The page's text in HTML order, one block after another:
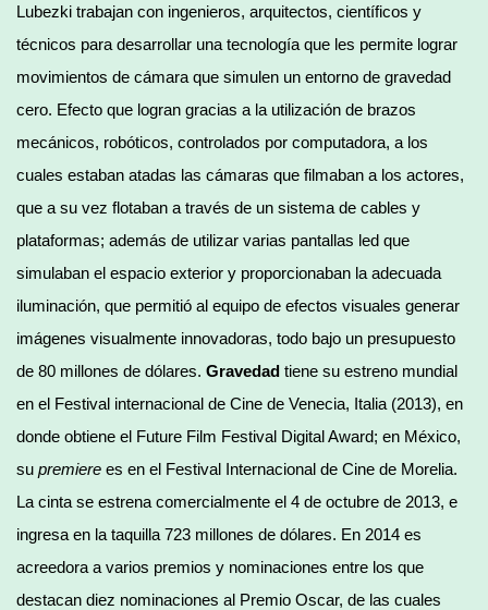
Lubezki trabajan con ingenieros, arquitectos, científicos y
técnicos para desarrollar una tecnología que les permite lograr
movimientos de cámara que simulen un entorno de gravedad
cero. Efecto que logran gracias a la utilización de brazos
mecánicos, robóticos, controlados por computadora, a los
cuales estaban atadas las cámaras que filmaban a los actores,
que a su vez flotaban a través de un sistema de cables y
plataformas; además de utilizar varias pantallas led que
simulaban el espacio exterior y proporcionaban la adecuada
iluminación, que permitió al equipo de efectos visuales generar
imágenes visualmente innovadoras, todo bajo un presupuesto
de 80 millones de dólares. Gravedad tiene su estreno mundial
en el Festival internacional de Cine de Venecia, Italia (2013), en
donde obtiene el Future Film Festival Digital Award; en México,
su premiere es en el Festival Internacional de Cine de Morelia.
La cinta se estrena comercialmente el 4 de octubre de 2013, e
ingresa en la taquilla 723 millones de dólares. En 2014 es
acreedora a varios premios y nominaciones entre los que
destacan diez nominaciones al Premio Oscar, de las cuales